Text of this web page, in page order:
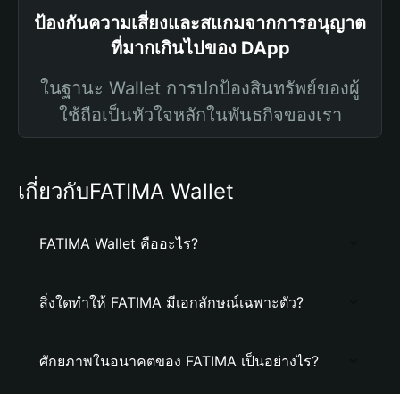
ป้องกันความเสี่ยงและสแกมจากการอนุญาต
ที่มากเกินไปของ DApp
ในฐานะ Wallet การปกป้องสินทรัพย์ของผู้
ใช้ถือเป็นหัวใจหลักในพันธกิจของเรา
เกี่ยวกับFATIMA Wallet
FATIMA Wallet คืออะไร?
สิ่งใดทำให้ FATIMA มีเอกลักษณ์เฉพาะตัว?
ศักยภาพในอนาคตของ FATIMA เป็นอย่างไร?